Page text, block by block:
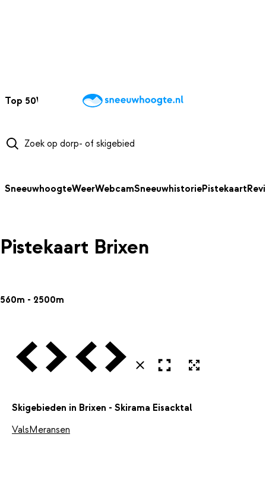
Top 50Webcams WintersportweerKaarten
SneeuwhoogteWeerWebcamSneeuwhistoriePistekaart
Pistekaart Brixen
560m - 2500m
Vorige VolgendeVorige Volgende
SluitenOpen in volledig scherm
Skigebieden in Brixen - Skirama Eisacktal
ValsMeransen